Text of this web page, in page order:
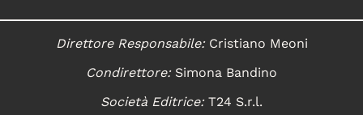
Direttore Responsabile:Cristiano Meoni
Condirettore:Simona Bandino
Società Editrice:T24 S.r.l.